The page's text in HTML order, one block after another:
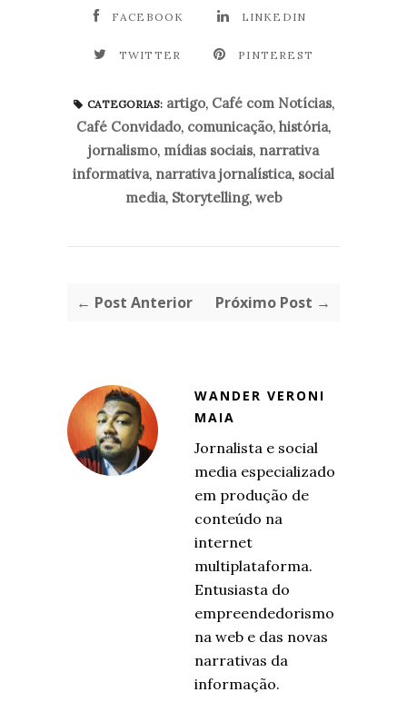
FACEBOOK LINKEDIN
TWITTER PINTEREST
CATEGORIAS: artigo, Café com Notícias,
Café Convidado, comunicação, história,
jornalismo, mídias sociais, narrativa
informativa, narrativa jornalística, social
media, Storytelling, web
← Post Anterior Próximo Post →
WANDER VERONI
MAIA
Jornalista e social
media especializado
em produção de
conteúdo na
internet
multiplataforma.
Entusiasta do
empreendedorismo
na web e das novas
narrativas da
informação.